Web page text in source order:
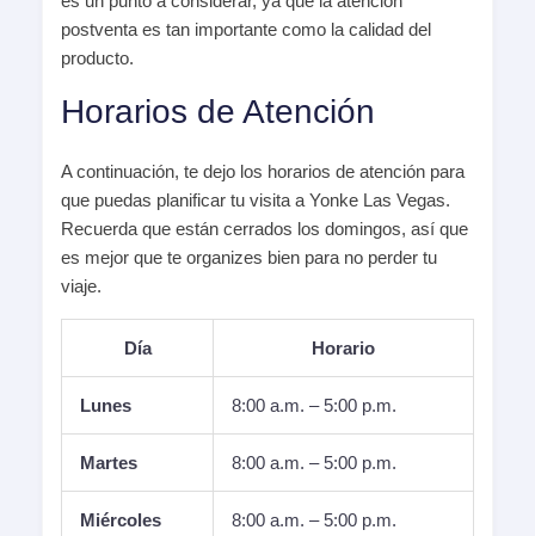
postventa es tan importante como la calidad del
producto.
Horarios de Atención
A continuación, te dejo los horarios de atención para
que puedas planificar tu visita a Yonke Las Vegas.
Recuerda que están cerrados los domingos, así que
es mejor que te organizes bien para no perder tu
viaje.
Día Horario
Lunes 8:00 a.m. – 5:00 p.m.
Martes 8:00 a.m. – 5:00 p.m.
Miércoles 8:00 a.m. – 5:00 p.m.